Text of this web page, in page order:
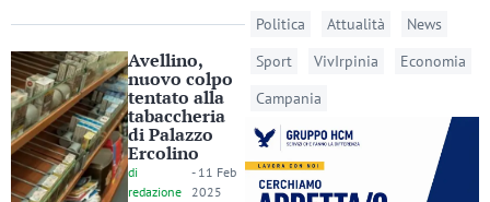
Avellino,
nuovo colpo
tentato alla
tabaccheria
di Palazzo
Ercolino
di
redazione
- 11 Feb
2025
Politica
Attualità
News
Sport
VivIrpinia
Economia
Campania